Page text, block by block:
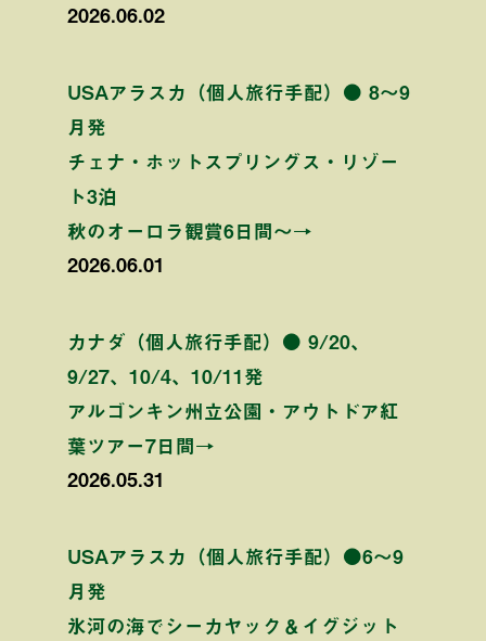
2026.06.02
USAアラスカ（個人旅行手配）● 8〜9
月発
チェナ・ホットスプリングス・リゾー
ト3泊
秋のオーロラ観賞6日間〜→
2026.06.01
カナダ（個人旅行手配）● 9/20、
9/27、10/4、10/11発
アルゴンキン州立公園・アウトドア紅
葉ツアー7日間→
2026.05.31
USAアラスカ（個人旅行手配）●6〜9
月発
氷河の海でシーカヤック＆イグジット